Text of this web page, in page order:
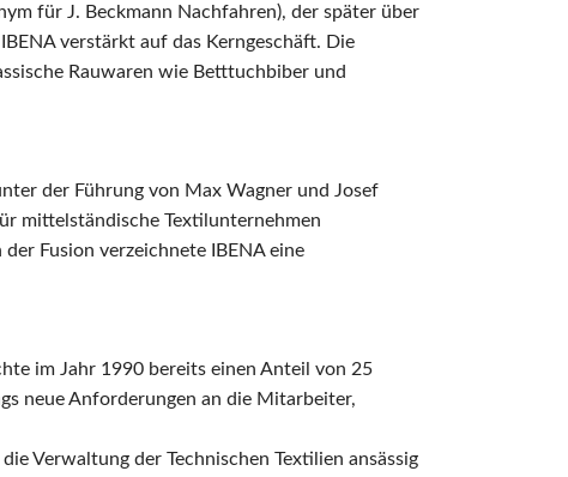
für J. Beckmann Nachfahren), der später über
verstärkt auf das Kerngeschäft. Die
Rauwaren wie Betttuchbiber und
der Führung von Max Wagner und Josef
mittelständische Textilunternehmen
Fusion verzeichnete IBENA eine
im Jahr 1990 bereits einen Anteil von 25
neue Anforderungen an die Mitarbeiter,
Verwaltung der Technischen Textilien ansässig